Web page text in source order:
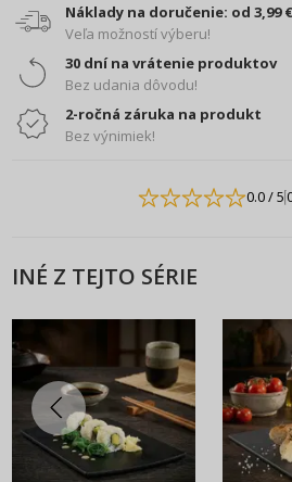
Náklady na doručenie: od 3,99 €
Veľa možností výberu!
30 dní na vrátenie produktov
Bez udania dôvodu!
2-ročná záruka na produkt
Bez výnimiek!
0.0/ 5
INÉ Z TEJTO SÉRIE